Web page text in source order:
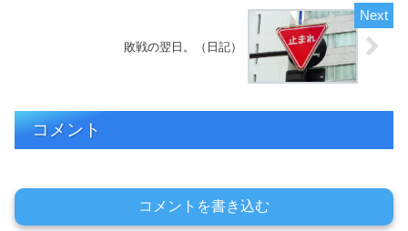
敗戦の翌日。（日記）
コメント
コメントを書き込む